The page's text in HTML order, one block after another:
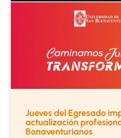
Jueves del Egresado
actualización
Bonaventurianos